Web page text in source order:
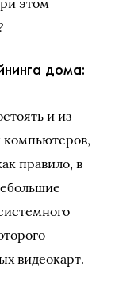
дома:
и из
компьютеров,
правило, в
видеокарт.